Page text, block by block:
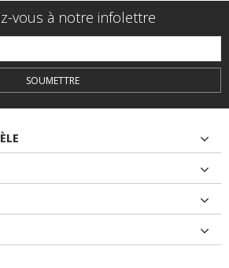
vous à notre infolettre
SOUMETTRE